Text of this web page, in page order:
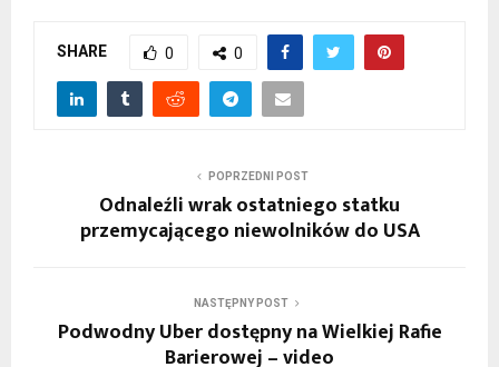
SHARE 0 0
POPRZEDNI POST
Odnaleźli wrak ostatniego statku
przemycającego niewolników do USA
NASTĘPNY POST
Podwodny Uber dostępny na Wielkiej Rafie
Barierowej – video